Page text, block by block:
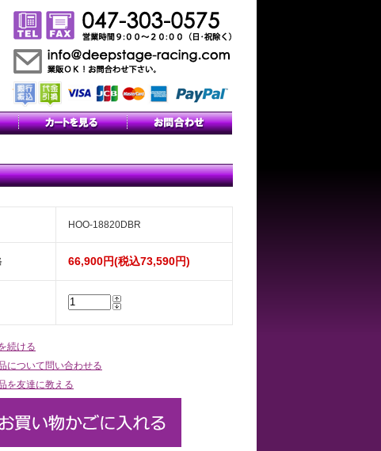
HOO-18820DBR
66,900円(税込73,590円)
続ける
について問い合わせる
を友達に教える